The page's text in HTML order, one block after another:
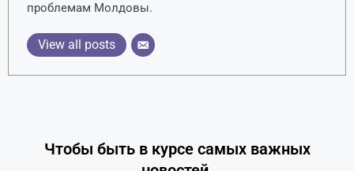
проблемам Молдовы.
View all posts
Чтобы быть в курсе самых важных